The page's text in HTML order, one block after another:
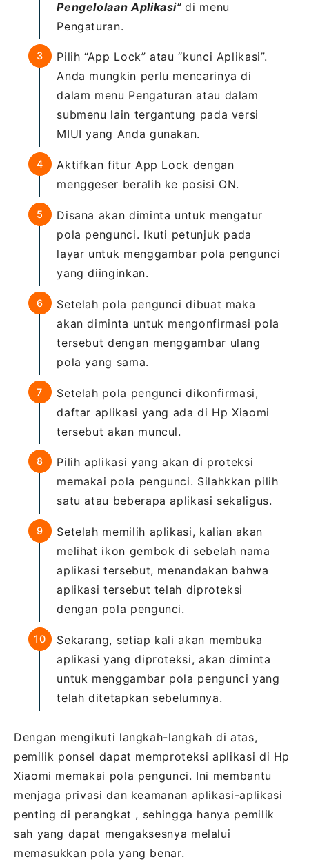
Pengelolaan Aplikasi”di menu
Pengaturan.
Pilih “App Lock” atau “kunci Aplikasi”.
Anda mungkin perlu mencarinya di
dalam menu Pengaturan atau dalam
submenu lain tergantung pada versi
MIUI yang Anda gunakan.
Aktifkan fitur App Lock dengan
menggeser beralih ke posisi ON.
Disana akan diminta untuk mengatur
pola pengunci. Ikuti petunjuk pada
layar untuk menggambar pola pengunci
yang diinginkan.
Setelah pola pengunci dibuat maka
akan diminta untuk mengonfirmasi pola
tersebut dengan menggambar ulang
pola yang sama.
Setelah pola pengunci dikonfirmasi,
daftar aplikasi yang ada di Hp Xiaomi
tersebut akan muncul.
Pilih aplikasi yang akan di proteksi
memakai pola pengunci. Silahkkan pilih
satu atau beberapa aplikasi sekaligus.
Setelah memilih aplikasi, kalian akan
melihat ikon gembok di sebelah nama
aplikasi tersebut, menandakan bahwa
aplikasi tersebut telah diproteksi
dengan pola pengunci.
Sekarang, setiap kali akan membuka
aplikasi yang diproteksi, akan diminta
untuk menggambar pola pengunci yang
telah ditetapkan sebelumnya.
Dengan mengikuti langkah-langkah di atas,
pemilik ponsel dapat memproteksi aplikasi di Hp
Xiaomi memakai pola pengunci. Ini membantu
menjaga privasi dan keamanan aplikasi-aplikasi
penting di perangkat , sehingga hanya pemilik
sah yang dapat mengaksesnya melalui
memasukkan pola yang benar.